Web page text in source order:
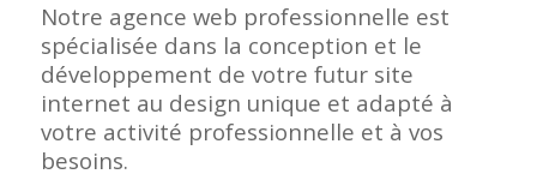
Notre agence web professionnelle est
spécialisée dans la conception et le
développement de votre futur site
internet au design unique et adapté à
votre activité professionnelle et à vos
besoins.